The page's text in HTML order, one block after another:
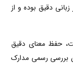
دقیق بوده و از
حفظ معنای دقیق
بررسی رسمی مدارک